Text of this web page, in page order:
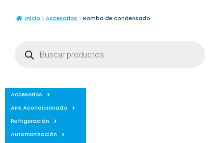
Inicio Accesorios Bomba de condensado
Accesorios
Aire Acondicionado
Refrigeración
Automatización